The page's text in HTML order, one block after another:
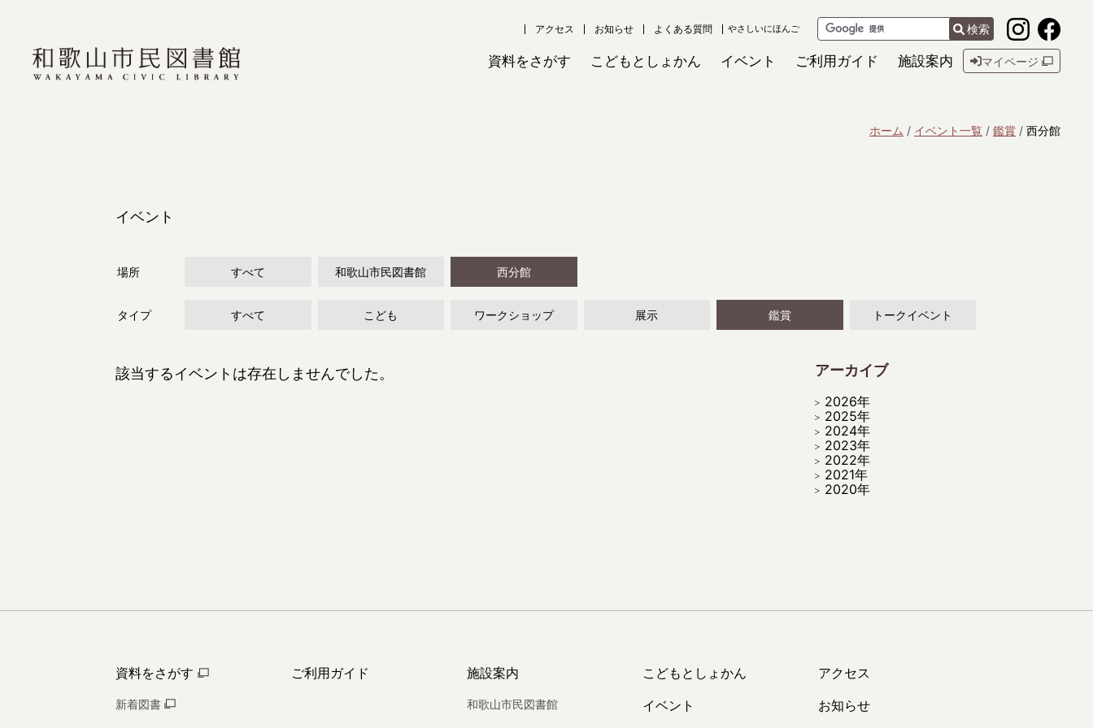
アクセス お知らせ よくある質問 やさしいにほんご 検索
資料をさがす こどもとしょかん イベント ご利用ガイド 施設案内 マイページ
ホーム イベント一覧 鑑賞 西分館
イベント
場所 すべて 和歌山市民図書館 西分館
タイプ すべて こども ワークショップ 展示 鑑賞 トークイベント
該当するイベントは存在しませんでした。 アーカイブ
2026年
2025年
2024年
2023年
2022年
2021年
2020年
資料をさがす
新着図書
ご利用ガイド 施設案内
和歌山市民図書館
こどもとしょかん
イベント
アクセス
お知らせ